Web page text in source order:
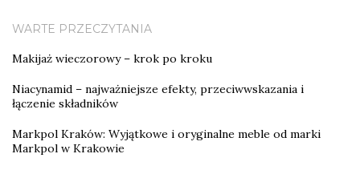
WARTE PRZECZYTANIA
Makijaż wieczorowy – krok po kroku
Niacynamid – najważniejsze efekty, przeciwwskazania i
łączenie składników
Markpol Kraków: Wyjątkowe i oryginalne meble od marki
Markpol w Krakowie